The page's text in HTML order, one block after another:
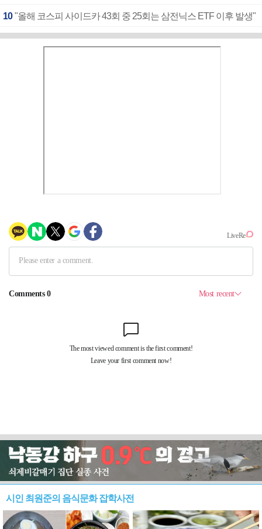
10 "올해 코스피 사이드카 43회 중 25회는 삼전닉스 ETF 이후 발생"
시인 최원준의 음식문화 잡학사전